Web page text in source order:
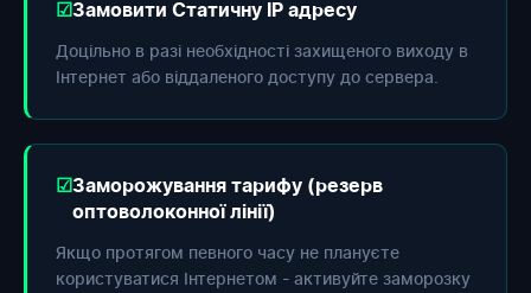
Замовити Статичну IP адресу
Доцільно в разі необхідності захищеного виходу в
Інтернет або віддаленого доступу до сервера.
Заморожування тарифу (резерв
оптоволоконної лінії)
Якщо протягом певного часу не плануєте
користуватися Інтернетом - активуйте заморозку